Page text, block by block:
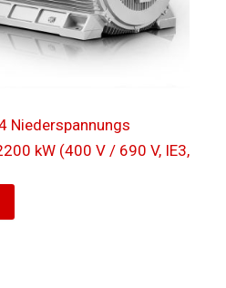
Niederspannungs
kW (400 V / 690 V, IE3,